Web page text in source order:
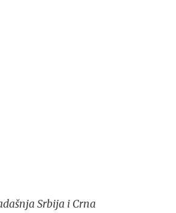
Srbija i Crna